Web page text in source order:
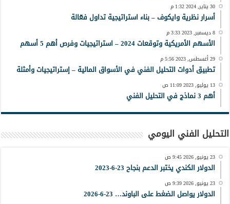
30 يناير, 2024 1:32 م
أسرار نظرية وايكوف – بناء استراتيجية تداول فعّالة
8 ديسمبر, 2023 3:33 م
الأسهم الأمريكية وتوقعات 2024 – استراتيجيات وفرص أهم 5 أسهم
29 أغسطس, 2023 5:56 م
تطبيق أدوات التحليل الفني في الأسواق المالية – إستراتيجيات وأمثلة
13 يوليو, 2023 11:09 ص
أهم 3 نماذج في التحليل الفني
التحليل الفني اليومي
23 يونيو, 2026 9:45 ص
الدولار الكندي يختبر الدعم بنجاح 23-6-2023
23 يونيو, 2026 9:39 ص
الدولار يواصل الضغط على الباوند… 23-6-2026